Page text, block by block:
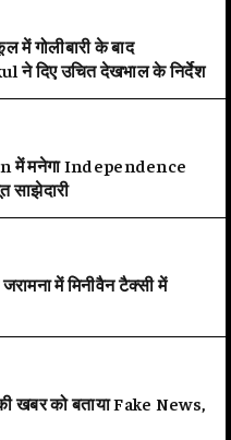
में गोलीबारी के बाद
दिए उचित देखभाल के निर्देश
में मनेगा Independence
साझेदारी
में मिनीवैन टैक्सी में
खबर को बताया Fake News,